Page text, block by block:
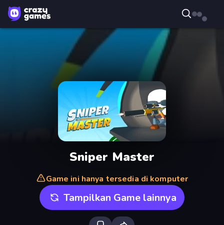
Sniper Master
Game ini hanya tersedia di komputer
Tampilkan Game lainnya